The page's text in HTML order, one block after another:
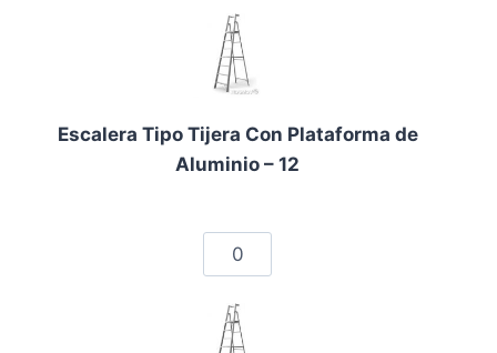
Escalera Tipo Tijera Con Plataforma de
Aluminio – 12
Escalera
Tipo
Tijera
Con